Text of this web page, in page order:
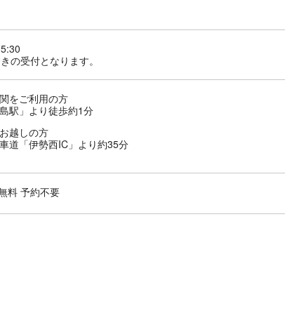
の受付となります。
をご利用の方
駅」より徒歩約1分
越しの方
道「伊勢西IC」より約35分
料 予約不要